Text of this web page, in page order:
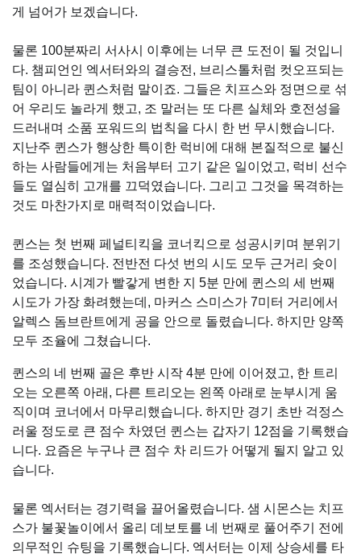
게 넘어가 보겠습니다.
물론 100분짜리 서사시 이후에는 너무 큰 도전이 될 것입니
다. 챔피언인 엑서터와의 결승전, 브리스톨처럼 컷오프되는
팀이 아니라 퀸스처럼 말이죠. 그들은 치프스와 정면으로 섞
어 우리도 놀라게 했고, 조 말러는 또 다른 실체와 호전성을
드러내며 소품 포워드의 법칙을 다시 한 번 무시했습니다.
지난주 퀸스가 행상한 특이한 럭비에 대해 본질적으로 불신
하는 사람들에게는 처음부터 고기 같은 일이었고, 럭비 선수
들도 열심히 고개를 끄덕였습니다. 그리고 그것을 목격하는
것도 마찬가지로 매력적이었습니다.
퀸스는 첫 번째 페널티킥을 코너킥으로 성공시키며 분위기
를 조성했습니다. 전반전 다섯 번의 시도 모두 근거리 슛이
었습니다. 시계가 빨갛게 변한 지 5분 만에 퀸스의 세 번째
시도가 가장 화려했는데, 마커스 스미스가 7미터 거리에서
알렉스 돔브란트에게 공을 안으로 돌렸습니다. 하지만 양쪽
모두 조율에 그쳤습니다.
퀸스의 네 번째 골은 후반 시작 4분 만에 이어졌고, 한 트리
오는 오른쪽 아래, 다른 트리오는 왼쪽 아래로 눈부시게 움
직이며 코너에서 마무리했습니다. 하지만 경기 초반 걱정스
러울 정도로 큰 점수 차였던 퀸스는 갑자기 12점을 기록했습
니다. 요즘은 누구나 큰 점수 차 리드가 어떻게 될지 알고 있
습니다.
물론 엑서터는 경기력을 끌어올렸습니다. 샘 시몬스는 치프
스가 불꽃놀이에서 올리 데보토를 네 번째로 풀어주기 전에
의무적인 슈팅을 기록했습니다. 엑서터는 이제 상승세를 타